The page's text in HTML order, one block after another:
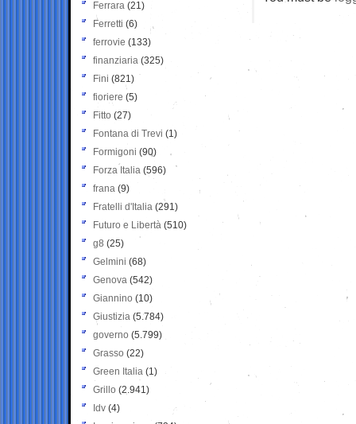
Ferrara (21)
Ferretti (6)
ferrovie (133)
finanziaria (325)
Fini (821)
fioriere (5)
Fitto (27)
Fontana di Trevi (1)
Formigoni (90)
Forza Italia (596)
frana (9)
Fratelli d'Italia (291)
Futuro e Libertà (510)
g8 (25)
Gelmini (68)
Genova (542)
Giannino (10)
Giustizia (5.784)
governo (5.799)
Grasso (22)
Green Italia (1)
Grillo (2.941)
Idv (4)